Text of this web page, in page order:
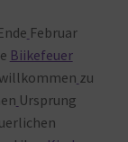
Februar
Biikefeuer
willkommen zu
Ursprung